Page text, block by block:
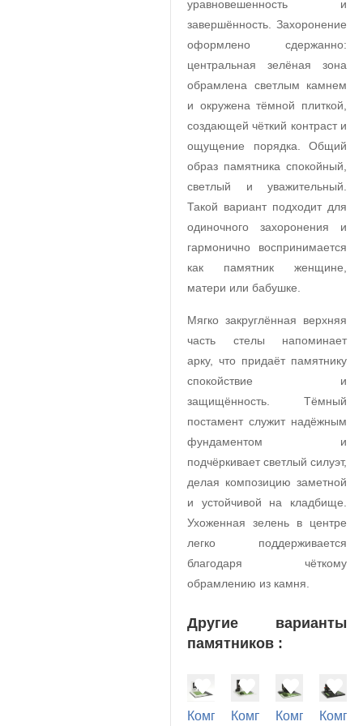
уравновешенность и
завершённость. Захоронение
оформлено сдержанно:
центральная зелёная зона
обрамлена светлым камнем
и окружена тёмной плиткой,
создающей чёткий контраст и
ощущение порядка. Общий
образ памятника спокойный,
светлый и уважительный.
Такой вариант подходит для
одиночного захоронения и
гармонично воспринимается
как памятник женщине,
матери или бабушке.
Мягко закруглённая верхняя
часть стелы напоминает
арку, что придаёт памятнику
спокойствие и
защищённость. Тёмный
постамент служит надёжным
фундаментом и
подчёркивает светлый силуэт,
делая композицию заметной
и устойчивой на кладбище.
Ухоженная зелень в центре
легко поддерживается
благодаря чёткому
обрамлению из камня.
Другие варианты
памятников :
КомплексКомплексКомплекс